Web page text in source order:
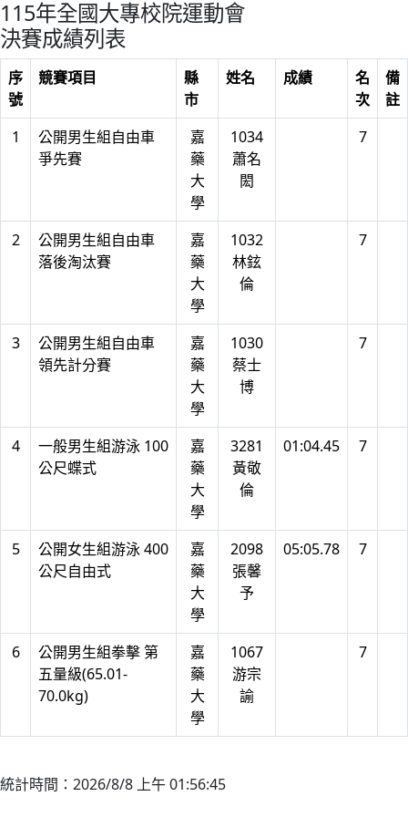
115年全國大專校院運動會
決賽成績列表
序
號
競賽項目
縣
市
姓名 成績
名
次
備
註
1
公開男生組自由車
爭先賽
嘉
藥
大
學
1034
蕭名
閎
7
2
公開男生組自由車
落後淘汰賽
嘉
藥
大
學
1032
林鉉
倫
7
3
公開男生組自由車
領先計分賽
嘉
藥
大
學
1030
蔡士
博
7
4
一般男生組游泳 100
公尺蝶式
嘉
藥
大
學
3281
黃敬
倫
01:04.45 7
5
公開女生組游泳 400
公尺自由式
嘉
藥
大
學
2098
張馨
予
05:05.78 7
6
公開男生組拳擊 第
五量級(65.01-
70.0kg)
嘉
藥
大
學
1067
游宗
諭
7
統計時間：2026/8/8 上午 01:56:45